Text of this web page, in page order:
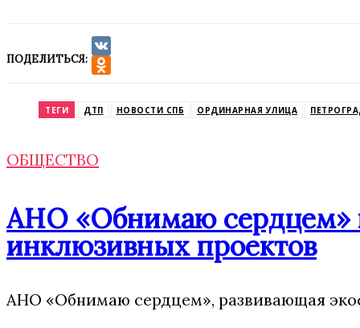
ПОДЕЛИТЬСЯ:
VK
ТЕГИ ДТП НОВОСТИ СПБ ОРДИНАРНАЯ УЛИЦА
ОБЩЕСТВО
АНО «Обнимаю сердцем»
инклюзивных проектов
АНО «Обнимаю сердцем», развивающая